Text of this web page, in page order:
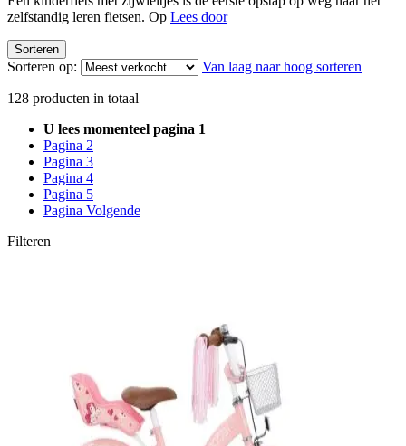
zelfstandig leren fietsen. Op Lees door
Sorteren
Sorteren op: Van laag naar hoog sorteren
128 producten in totaal
U lees momenteel pagina 1
Pagina 2
Pagina 3
Pagina 4
Pagina 5
Pagina Volgende
Filteren